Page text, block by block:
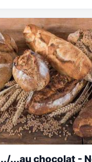
...au chocolat -